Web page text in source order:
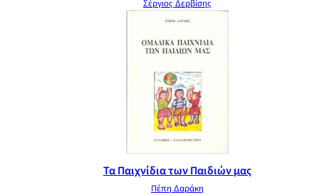
Σέργιος Δερβίσης
Τα Παιχνίδια των Παιδιών μας
Πέπη Δαράκη